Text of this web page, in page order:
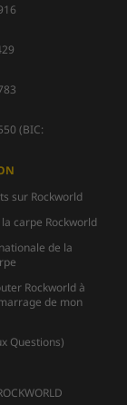
(BIC:
sur Rockworld
carpe Rockworld
de la
Rockworld à
de mon
Questions)